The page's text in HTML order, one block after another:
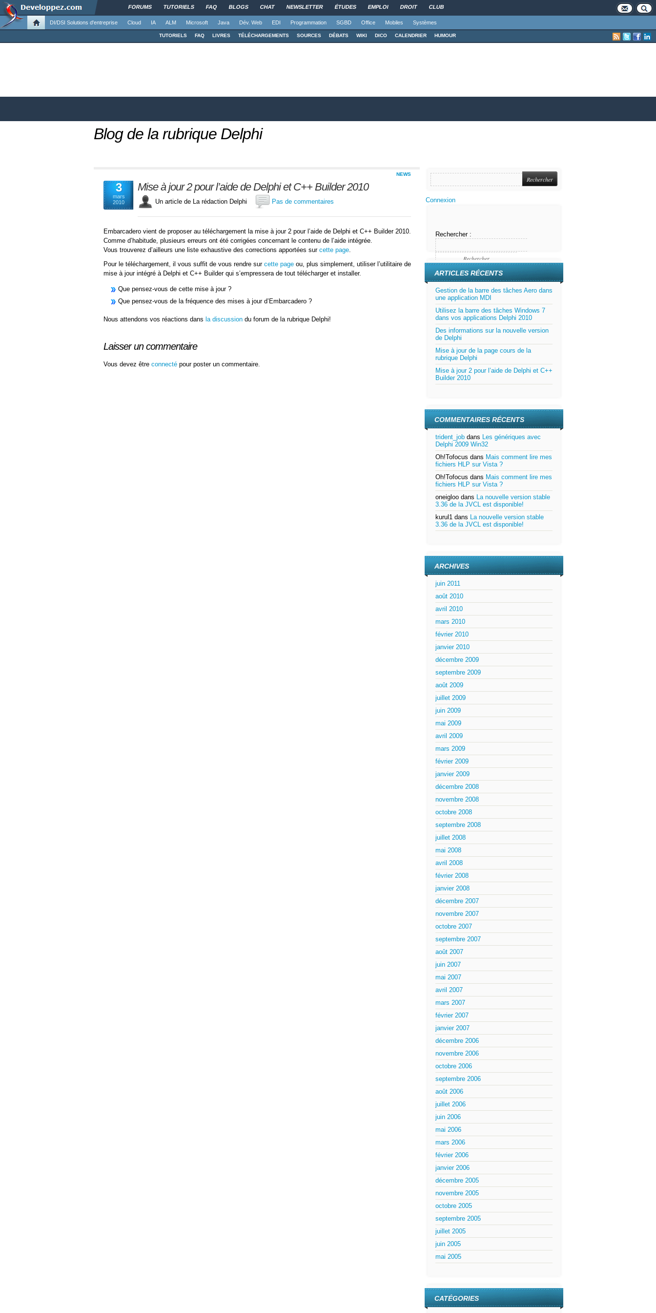
FORUMS TUTORIELS FAQ BLOGS CHAT NEWSLETTER ÉTUDES EMPLOI DROIT CLUB
DI/DSI Solutions d'entreprise Cloud IA ALM Microsoft Java Dév. Web EDI Programmation SGBD Office Mobiles Systèmes
TUTORIELS FAQ LIVRES TÉLÉCHARGEMENTS SOURCES DÉBATS WIKI DICO CALENDRIER HUMOUR
Blog de la rubrique Delphi
3
mars
2010
NEWS
Mise à jour 2 pour l’aide de Delphi et C++ Builder 2010
Un article de La rédaction Delphi Pas de commentaires
Embarcadero vient de proposer au téléchargement la mise à jour 2 pour l’aide de Delphi et C++ Builder 2010.
Comme d’habitude, plusieurs erreurs ont été corrigées concernant le contenu de l’aide intégrée.
Vous trouverez d’ailleurs une liste exhaustive des corrections apportées sur cette page.
Pour le téléchargement, il vous suffit de vous rendre sur cette page ou, plus simplement, utiliser l’utilitaire de
mise à jour intégré à Delphi et C++ Builder qui s’empressera de tout télécharger et installer.
Que pensez-vous de cette mise à jour ?
Que pensez-vous de la fréquence des mises à jour d’Embarcadero ?
Nous attendons vos réactions dans la discussion du forum de la rubrique Delphi!
Laisser un commentaire
Vous devez être connecté pour poster un commentaire.
Connexion
Rechercher :
ARTICLES RÉCENTS
Gestion de la barre des tâches Aero dans
une application MDI
Utilisez la barre des tâches Windows 7
dans vos applications Delphi 2010
Des informations sur la nouvelle version
de Delphi
Mise à jour de la page cours de la
rubrique Delphi
Mise à jour 2 pour l’aide de Delphi et C++
Builder 2010
COMMENTAIRES RÉCENTS
trident_job dans Les génériques avec
Delphi 2009 Win32
Oh!Tofocus dans Mais comment lire mes
fichiers HLP sur Vista ?
Oh!Tofocus dans Mais comment lire mes
fichiers HLP sur Vista ?
oneigloo dans La nouvelle version stable
3.36 de la JVCL est disponible!
kurul1 dans La nouvelle version stable
3.36 de la JVCL est disponible!
ARCHIVES
juin 2011
août 2010
avril 2010
mars 2010
février 2010
janvier 2010
décembre 2009
septembre 2009
août 2009
juillet 2009
juin 2009
mai 2009
avril 2009
mars 2009
février 2009
janvier 2009
décembre 2008
novembre 2008
octobre 2008
septembre 2008
juillet 2008
mai 2008
avril 2008
février 2008
janvier 2008
décembre 2007
novembre 2007
octobre 2007
septembre 2007
août 2007
juin 2007
mai 2007
avril 2007
mars 2007
février 2007
janvier 2007
décembre 2006
novembre 2006
octobre 2006
septembre 2006
août 2006
juillet 2006
juin 2006
mai 2006
mars 2006
février 2006
janvier 2006
décembre 2005
novembre 2005
octobre 2005
septembre 2005
juillet 2005
juin 2005
mai 2005
CATÉGORIES